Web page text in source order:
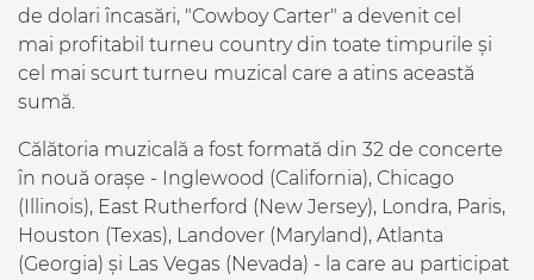
de dolari încasări, "Cowboy Carter" a devenit cel
mai profitabil turneu country din toate timpurile și
cel mai scurt turneu muzical care a atins această
sumă.
Călătoria muzicală a fost formată din 32 de concerte
în nouă orașe - Inglewood (California), Chicago
(Illinois), East Rutherford (New Jersey), Londra, Paris,
Houston (Texas), Landover (Maryland), Atlanta
(Georgia) și Las Vegas (Nevada) - la care au participat